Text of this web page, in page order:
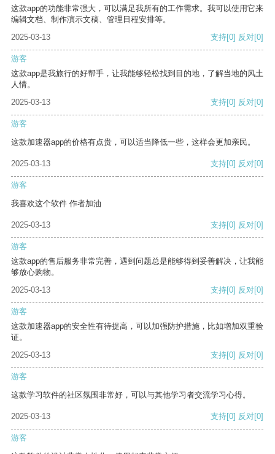
这款app的功能非常强大，可以满足我所有的工作需求。我可以使用它来
编辑文档、制作演示文稿、管理日程安排等。
2025-03-13
支持[0] 反对[0]
游客
这款app是我旅行的好帮手，让我能够轻松找到目的地，了解当地的风土
人情。
2025-03-13
支持[0] 反对[0]
游客
这款加速器app的价格有点贵，可以适当降低一些，这样会更加亲民。
2025-03-13 支持[0] 反对[0]
游客
我喜欢这个软件 作者加油
2025-03-13 支持[0] 反对[0]
游客
这款app的售后服务非常完善，遇到问题总是能够得到妥善解决，让我能
够放心购物。
2025-03-13
支持[0] 反对[0]
游客
这款加速器app的安全性有待提高，可以加强防护措施，比如增加双重验
证。
2025-03-13
支持[0] 反对[0]
游客
这款学习软件的社区氛围非常好，可以与其他学习者交流学习心得。
2025-03-13 支持[0] 反对[0]
游客